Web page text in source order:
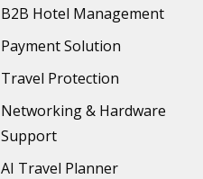
B2B Hotel Management
Payment Solution
Travel Protection
Networking & Hardware
Support
AI Travel Planner